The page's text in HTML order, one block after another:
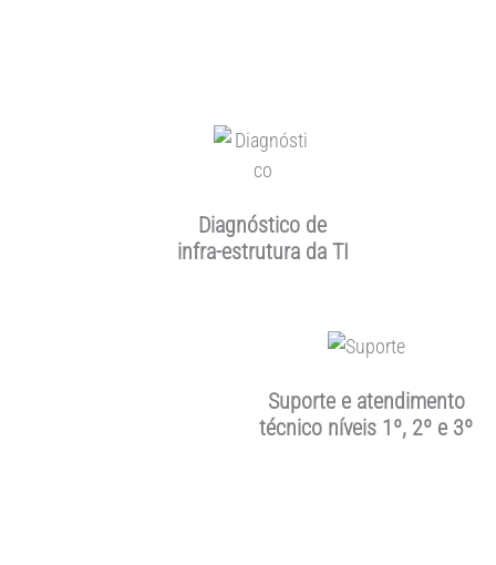
Diagnóstico de
infra-estrutura da TI
Suporte e atendimento
técnico níveis 1º, 2º e 3º